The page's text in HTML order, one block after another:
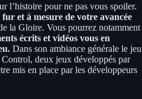
l’histoire pour ne pas vous spoiler.
et à mesure de votre avancée
la Gloire. Vous pourrez notamment
écrits et vidéos vous en
Dans son ambiance générale le jeu
deux jeux développés par
mis en place par les développeurs